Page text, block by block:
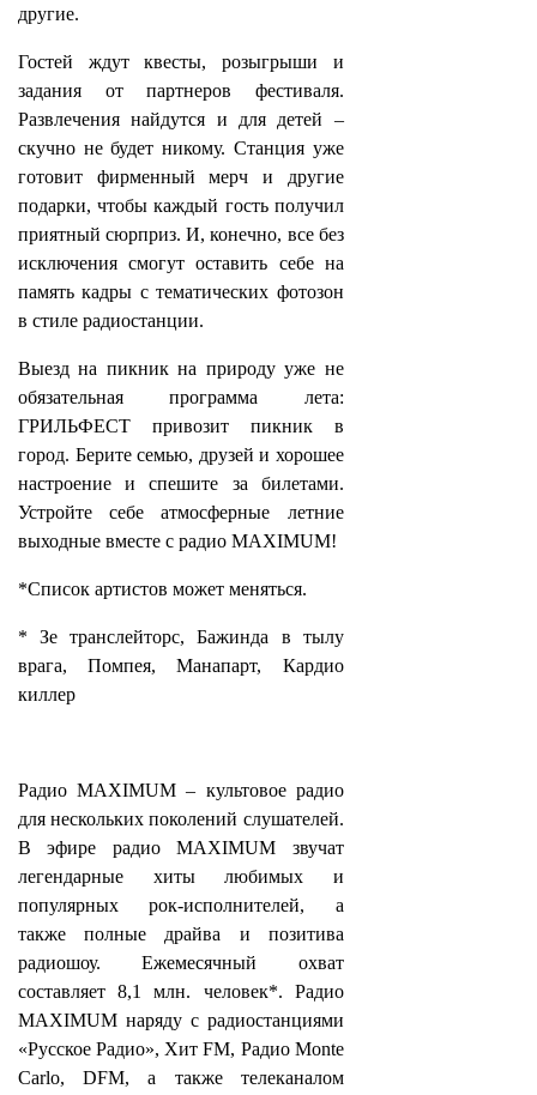
другие.
Гостей ждут квесты, розыгрыши и
задания от партнеров фестиваля.
Развлечения найдутся и для детей –
скучно не будет никому. Станция уже
готовит фирменный мерч и другие
подарки, чтобы каждый гость получил
приятный сюрприз. И, конечно, все без
исключения смогут оставить себе на
память кадры с тематических фотозон
в стиле радиостанции.
Выезд на пикник на природу уже не
обязательная программа лета:
ГРИЛЬФЕСТ привозит пикник в
город. Берите семью, друзей и хорошее
настроение и спешите за билетами.
Устройте себе атмосферные летние
выходные вместе с радио MAXIMUM!
*Список артистов может меняться.
* Зе транслейторс, Бажинда в тылу
врага, Помпея, Манапарт, Кардио
киллер
Радио MAXIMUM – культовое радио
для нескольких поколений слушателей.
В эфире радио MAXIMUM звучат
легендарные хиты любимых и
популярных рок-исполнителей, а
также полные драйва и позитива
радиошоу. Ежемесячный охват
составляет 8,1 млн. человек*. Радио
MAXIMUM наряду с радиостанциями
«Русское Радио», Хит FM, Радио Monte
Carlo, DFM, а также телеканалом